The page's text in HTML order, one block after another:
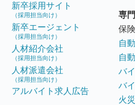
新卒採用サイト
（採用担当向け）
新卒エージェント
（採用担当向け）
人材紹介会社
（採用担当向け）
人材派遣会社
（採用担当向け）
アルバイト求人広告
専
保険
自
自
バ
バ
火